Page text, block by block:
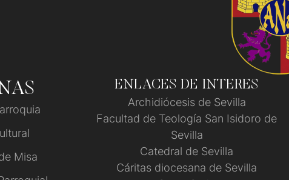
Misa
ENLACES DE INTERES
Archidiócesis de Sevilla
Facultad de Teología San Isidoro de
Sevilla
Catedral de Sevilla
Cáritas diocesana de Sevilla